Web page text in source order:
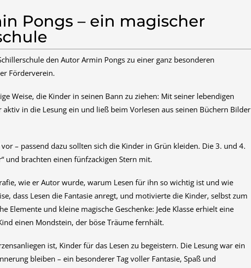
Pongs – ein magischer
den Autor Armin Pongs zu einer ganz besonderen
Förderverein.
Weise, die Kinder in seinen Bann zu ziehen: Mit seiner lebendigen
in die Lesung ein und ließ beim Vorlesen aus seinen Büchern Bilder
– passend dazu sollten sich die Kinder in Grün kleiden. Die 3. und 4.
und brachten einen fünfzackigen Stern mit.
wie er Autor wurde, warum Lesen für ihn so wichtig ist und wie
dass Lesen die Fantasie anregt, und motivierte die Kinder, selbst zum
Elemente und kleine magische Geschenke: Jede Klasse erhielt eine
einen Mondstein, der böse Träume fernhält.
ist, Kinder für das Lesen zu begeistern. Die Lesung war ein
bleiben – ein besonderer Tag voller Fantasie, Spaß und